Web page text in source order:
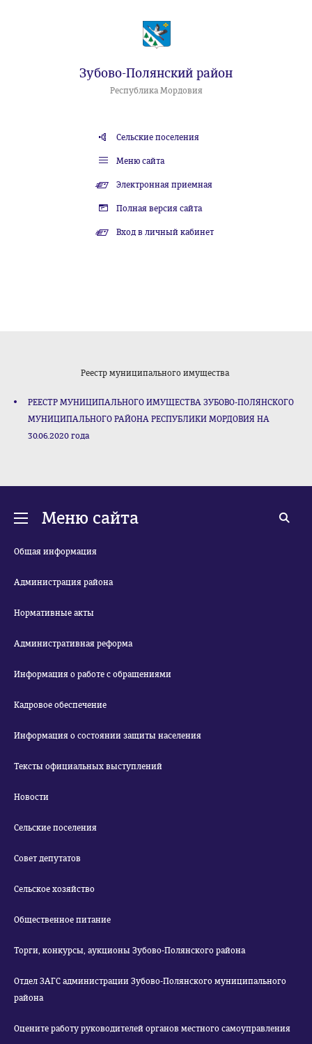
Зубово-Полянский район
Республика Мордовия
Сельские поселения
Меню сайта
Электронная приемная
Полная версия сайта
Вход в личный кабинет
Реестр муниципального имущества
РЕЕСТР МУНИЦИПАЛЬНОГО ИМУЩЕСТВА ЗУБОВО-ПОЛЯНСКОГО
МУНИЦИПАЛЬНОГО РАЙОНА РЕСПУБЛИКИ МОРДОВИЯ НА
30.06.2020 года
Меню сайта
Общая информация
Администрация района
Нормативные акты
Административная реформа
Информация о работе с обращениями
Кадровое обеспечение
Информация о состоянии защиты населения
Тексты официальных выступлений
Новости
Сельские поселения
Совет депутатов
Сельское хозяйство
Общественное питание
Торги, конкурсы, аукционы Зубово-Полянского района
Отдел ЗАГС администрации Зубово-Полянского муниципального
района
Оцените работу руководителей органов местного самоуправления